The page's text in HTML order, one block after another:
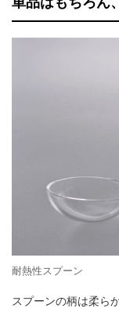
耐熱性スプーン
スプーンの柄は柔ら